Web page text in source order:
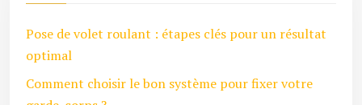
Pose de volet roulant : étapes clés pour un résultat
optimal
Comment choisir le bon système pour fixer votre